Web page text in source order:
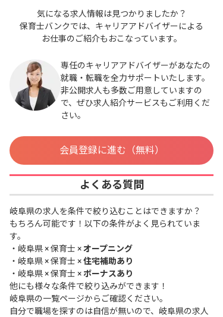
気になる求人情報は見つかりましたか？
保育士バンクでは、キャリアアドバイザーによる
お仕事のご紹介もおこなっています。
専任のキャリアアドバイザーがあなたの
就職・転職を全力サポートいたします。
非公開求人も多数ご用意していますの
で、ぜひ求人紹介サービスもご利用くだ
さい。
会員登録に進む（無料）
よくある質問
岐阜県の求人を条件で絞り込むことはできますか？
もちろん可能です！以下の条件がよく見られていま
す。
・ 岐阜県 × 保育士 ×オープニング
・ 岐阜県 × 保育士 ×住宅補助あり
・ 岐阜県 × 保育士 ×ボーナスあり
他にも様々な条件で絞り込みができます！
岐阜県の一覧ページからご確認ください。
自分で職場を探すのは自信が無いので、岐阜県の求人